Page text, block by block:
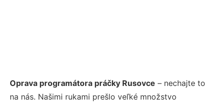
Oprava programátora práčky Rusovce – nechajte to
na nás. Našimi rukami prešlo veľké množstvo